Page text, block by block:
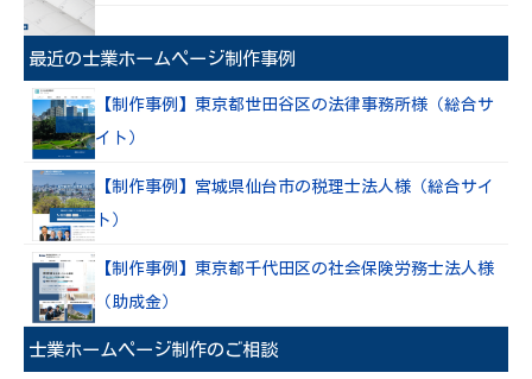
最近の士業ホームページ制作事例
【制作事例】東京都世田谷区の法律事務所様（総合サ
イト）
【制作事例】宮城県仙台市の税理士法人様（総合サイ
ト）
【制作事例】東京都千代田区の社会保険労務士法人様
（助成金）
士業ホームページ制作のご相談